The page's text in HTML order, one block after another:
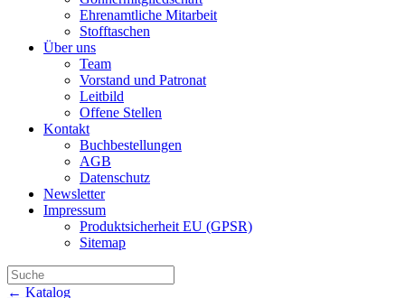
Ehrenamtliche Mitarbeit
Stofftaschen
Über uns
Team
Vorstand und Patronat
Leitbild
Offene Stellen
Kontakt
Buchbestellungen
AGB
Datenschutz
Newsletter
Impressum
Produktsicherheit EU (GPSR)
Sitemap
← Katalog